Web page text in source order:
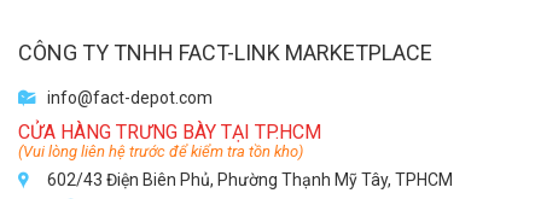
CÔNG TY TNHH FACT-LINK MARKETPLACE
info@fact-depot.com
CỬA HÀNG TRƯNG BÀY TẠI TP.HCM
(Vui lòng liên hệ trước để kiểm tra tồn kho)
602/43 Điện Biên Phủ, Phường Thạnh Mỹ Tây, TPHCM